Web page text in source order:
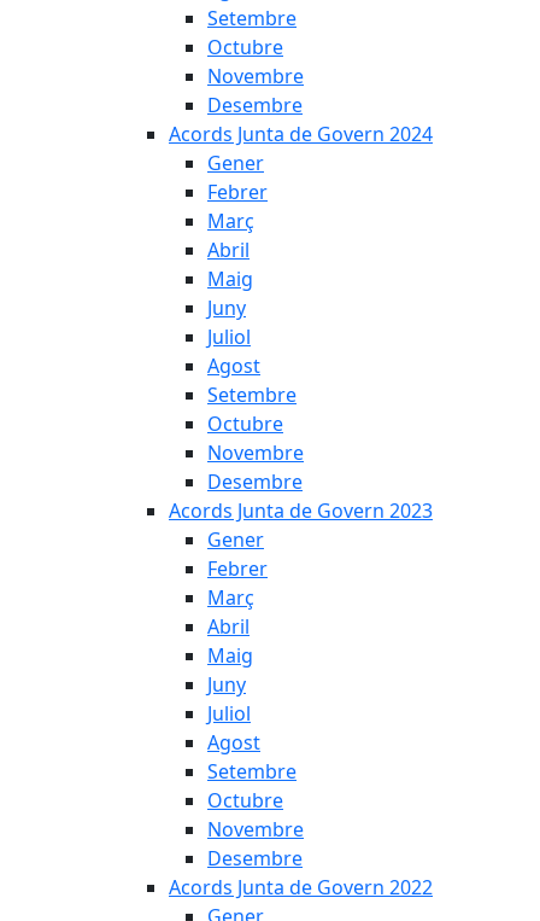
Setembre
Octubre
Novembre
Desembre
Acords Junta de Govern 2024
Gener
Febrer
Març
Abril
Maig
Juny
Juliol
Agost
Setembre
Octubre
Novembre
Desembre
Acords Junta de Govern 2023
Gener
Febrer
Març
Abril
Maig
Juny
Juliol
Agost
Setembre
Octubre
Novembre
Desembre
Acords Junta de Govern 2022